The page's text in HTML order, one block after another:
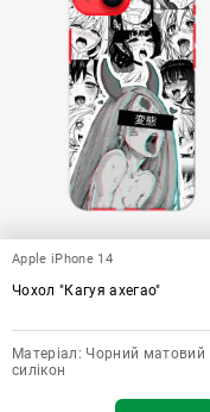
Apple iPhone 14
Чохол "Кагуя ахегао"
Матеріал: Чорний матовий
силікон